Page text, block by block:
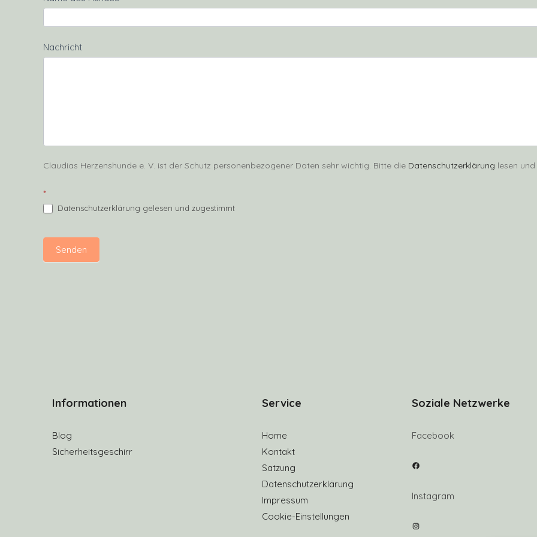
Nachricht
Claudias Herzenshunde e. V. ist der Schutz personenbezogener Daten sehr wichtig. Bitte die Datenschutzerklärung lesen
*
Datenschutzerklärung gelesen und zugestimmt
Senden
Informationen
Blog
Sicherheitsgeschirr
Service
Home
Kontakt
Satzung
Datenschutzerklärung
Impressum
Cookie-Einstellungen
Soziale Netzwerke
Facebook
Facebook
Instagram
Instagram